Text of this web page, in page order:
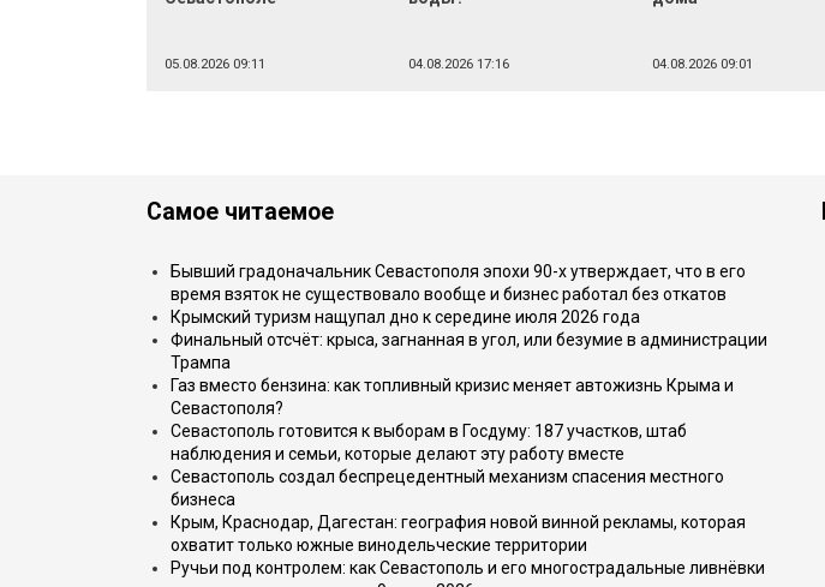
05.08.2026 09:11 04.08.2026 17:16 04.08.2026 09:01
Самое читаемое
Бывший градоначальник Севастополя эпохи 90-х утверждает, что в его
время взяток не существовало вообще и бизнес работал без откатов
Крымский туризм нащупал дно к середине июля 2026 года
Финальный отсчёт: крыса, загнанная в угол, или безумие в администрации
Трампа
Газ вместо бензина: как топливный кризис меняет автожизнь Крыма и
Севастополя?
Севастополь готовится к выборам в Госдуму: 187 участков, штаб
наблюдения и семьи, которые делают эту работу вместе
Севастополь создал беспрецедентный механизм спасения местного
бизнеса
Крым, Краснодар, Дагестан: география новой винной рекламы, которая
охватит только южные винодельческие территории
Ручьи под контролем: как Севастополь и его многострадальные ливнёвки